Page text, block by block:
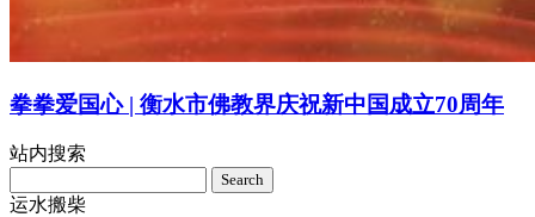
拳拳爱国心 | 衡水市佛教界庆祝新中国成立70周年
站内搜索
for:
运水搬柴